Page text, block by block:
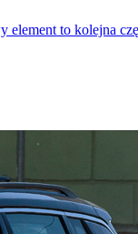
element to kolejna